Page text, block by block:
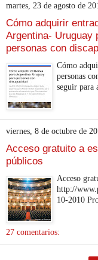
martes, 23 de agosto de
Cómo adquirir
Argentina- Uruguay
personas con
Cómo
personas
seguir para
viernes, 8 de octubre de
Acceso gratuito a
públicos
Acceso
http://
10-2010
27 comentarios: